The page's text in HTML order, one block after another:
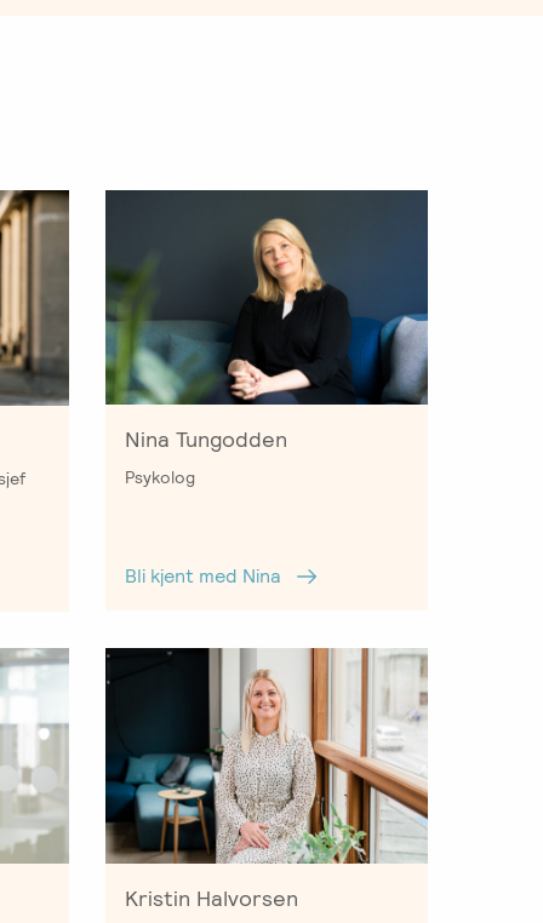
Nina Tungodden
Psykolog
Bli kjent med Nina
Kristin Halvorsen